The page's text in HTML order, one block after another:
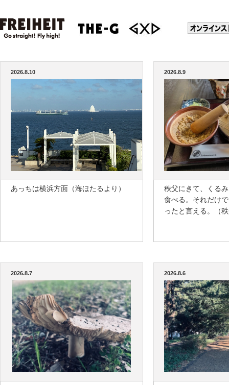
2026.8.10
あっちは横浜方面（海ほたるより）
2026.8.9
秩父にきて、くる
食べる。それだけ
ったと言える。（
2026.8.7 2026.8.6